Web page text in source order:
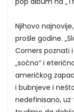
Njihovo
prošle godine.
Corners poznati
„sočno“ i
američkog
i bubnjeve i
nedefinisano, uz